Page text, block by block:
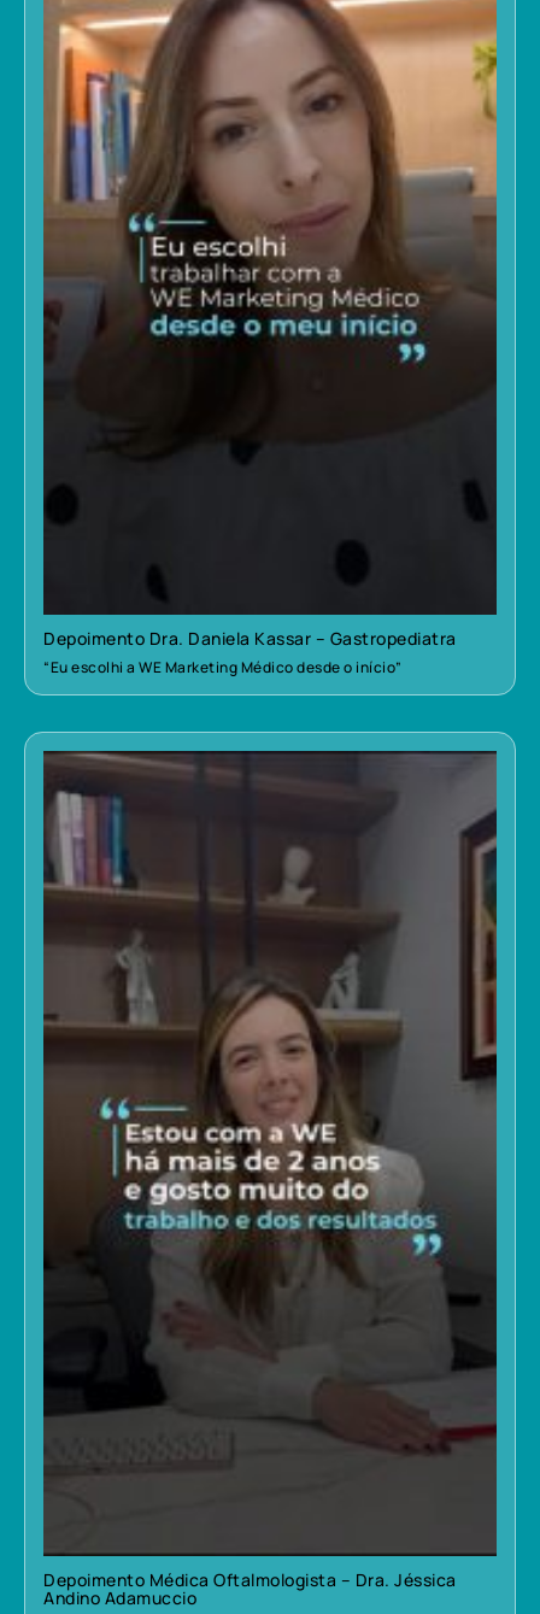
Depoimento Dra. Daniela Kassar – Gastropediatra
“Eu escolhi a WE Marketing Médico desde o início”
Depoimento Médica Oftalmologista – Dra. Jéssica
Andino Adamuccio